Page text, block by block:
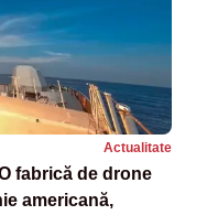
Actualitate
fabrică de drone
americană,